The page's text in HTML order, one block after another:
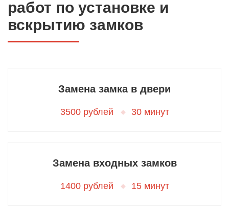
работ по установке и
вскрытию замков
Замена замка в двери
3500 рублей 30 минут
Замена входных замков
1400 рублей 15 минут